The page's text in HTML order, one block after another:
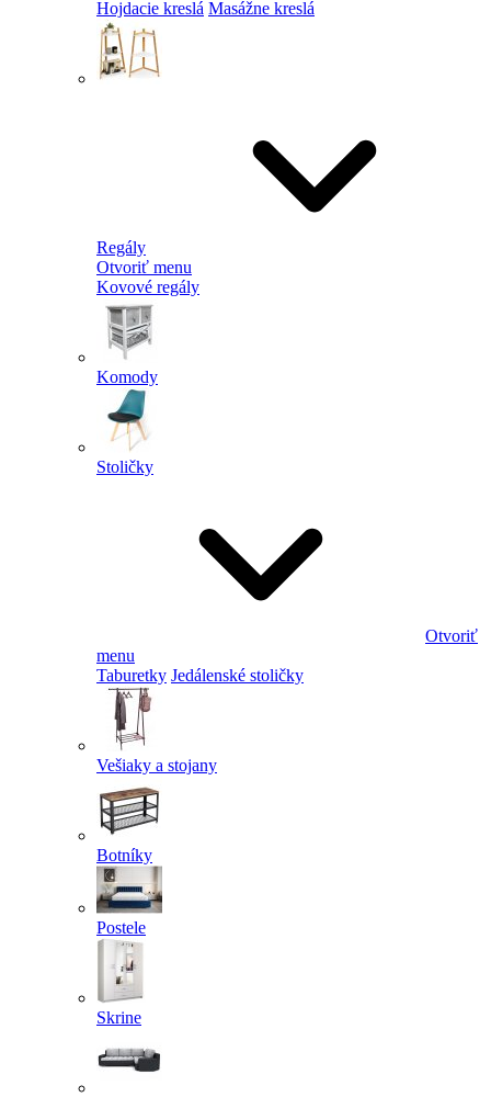
Hojdacie kreslá Masážne kreslá
Regály
Otvoriť menu
Kovové regály
Komody
Stoličky
Otvoriť
menu
Taburetky Jedálenské stoličky
Vešiaky a stojany
Botníky
Postele
Skrine